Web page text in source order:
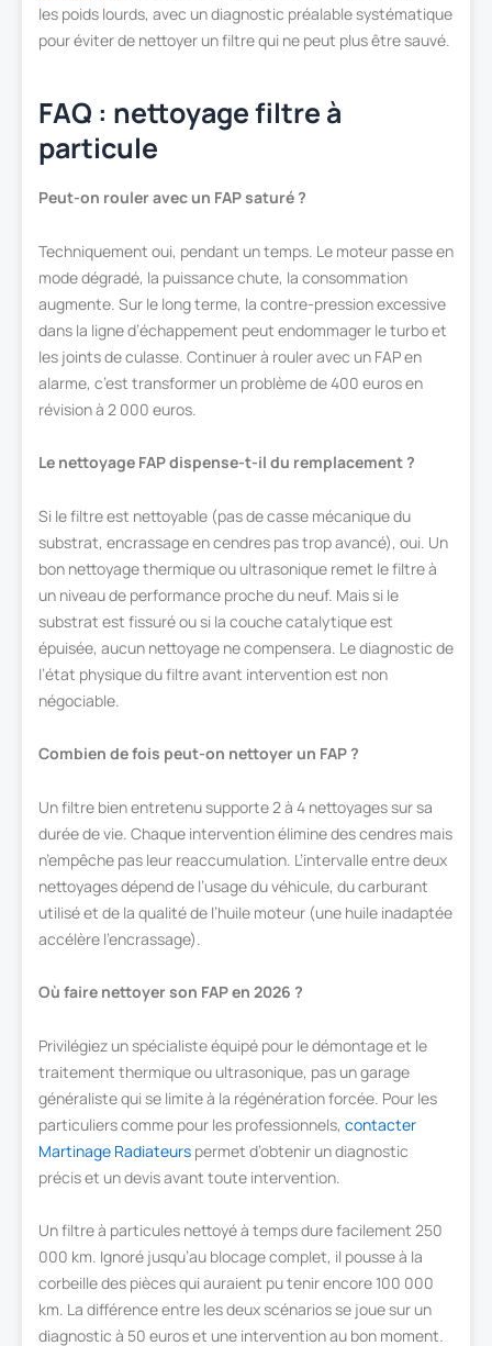
les poids lourds, avec un diagnostic préalable systématique
pour éviter de nettoyer un filtre qui ne peut plus être sauvé.
FAQ : nettoyage filtre à
particule
Peut-on rouler avec un FAP saturé ?
Techniquement oui, pendant un temps. Le moteur passe en
mode dégradé, la puissance chute, la consommation
augmente. Sur le long terme, la contre-pression excessive
dans la ligne d’échappement peut endommager le turbo et
les joints de culasse. Continuer à rouler avec un FAP en
alarme, c’est transformer un problème de 400 euros en
révision à 2 000 euros.
Le nettoyage FAP dispense-t-il du remplacement ?
Si le filtre est nettoyable (pas de casse mécanique du
substrat, encrassage en cendres pas trop avancé), oui. Un
bon nettoyage thermique ou ultrasonique remet le filtre à
un niveau de performance proche du neuf. Mais si le
substrat est fissuré ou si la couche catalytique est
épuisée, aucun nettoyage ne compensera. Le diagnostic de
l’état physique du filtre avant intervention est non
négociable.
Combien de fois peut-on nettoyer un FAP ?
Un filtre bien entretenu supporte 2 à 4 nettoyages sur sa
durée de vie. Chaque intervention élimine des cendres mais
n’empêche pas leur reaccumulation. L’intervalle entre deux
nettoyages dépend de l’usage du véhicule, du carburant
utilisé et de la qualité de l’huile moteur (une huile inadaptée
accélère l’encrassage).
Où faire nettoyer son FAP en 2026 ?
Privilégiez un spécialiste équipé pour le démontage et le
traitement thermique ou ultrasonique, pas un garage
généraliste qui se limite à la régénération forcée. Pour les
particuliers comme pour les professionnels, contacter
Martinage Radiateurs permet d’obtenir un diagnostic
précis et un devis avant toute intervention.
Un filtre à particules nettoyé à temps dure facilement 250
000 km. Ignoré jusqu’au blocage complet, il pousse à la
corbeille des pièces qui auraient pu tenir encore 100 000
km. La différence entre les deux scénarios se joue sur un
diagnostic à 50 euros et une intervention au bon moment.